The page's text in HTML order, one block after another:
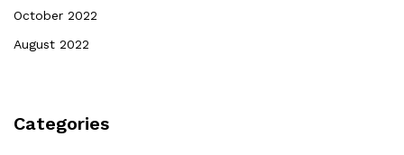
October 2022
August 2022
Categories